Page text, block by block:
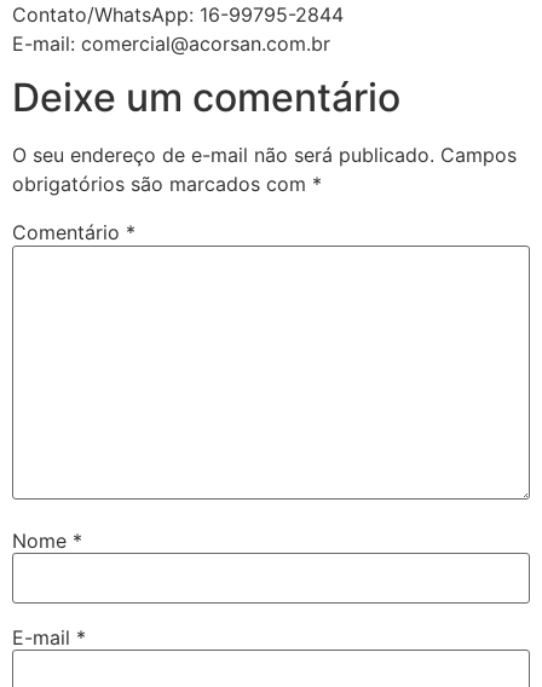
Contato/WhatsApp: 16-99795-2844
E-mail: comercial@acorsan.com.br
Deixe um comentário
O seu endereço de e-mail não será publicado. Campos
obrigatórios são marcados com *
Comentário *
Nome *
E-mail *